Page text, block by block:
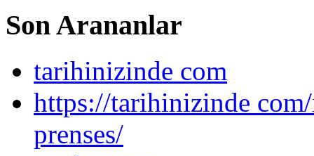
Son Arananlar
tarihinizinde com
https://tarihinizinde
prenses/